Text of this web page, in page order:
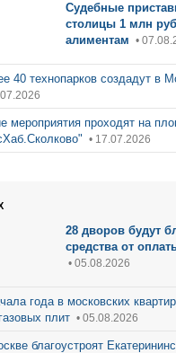
Судебные
столицы 1 млн
алиментам •
40 технопарков создадут в
мероприятия проходят на
• 17.07.2026
28 дворов будут
средства от
• 05.08.2026
года в московских
плит • 05.08.2026
благоустроят